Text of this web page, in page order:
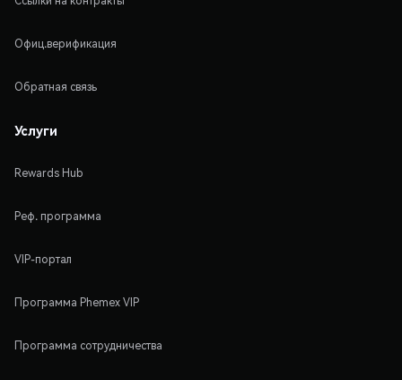
Офиц.верификация
Обратная связь
Услуги
Rewards Hub
Реф. программа
VIP-портал
Программа Phemex VIP
Программа сотрудничества